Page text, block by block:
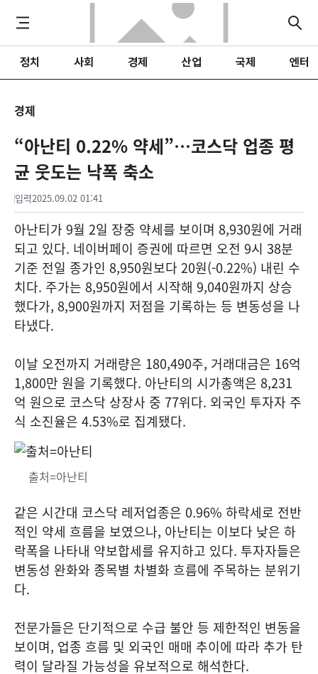
정치 사회 경제 산업 국제 엔터
경제
“아난티 0.22% 약세”…코스닥 업종 평
균 웃도는 낙폭 축소
입력2025.09.02 01:41
아난티가 9월 2일 장중 약세를 보이며 8,930원에 거래
되고 있다. 네이버페이 증권에 따르면 오전 9시 38분
기준 전일 종가인 8,950원보다 20원(-0.22%) 내린 수
치다. 주가는 8,950원에서 시작해 9,040원까지 상승
했다가, 8,900원까지 저점을 기록하는 등 변동성을 나
타냈다.
이날 오전까지 거래량은 180,490주, 거래대금은 16억
1,800만 원을 기록했다. 아난티의 시가총액은 8,231
억 원으로 코스닥 상장사 중 77위다. 외국인 투자자 주
식 소진율은 4.53%로 집계됐다.
출처=아난티
같은 시간대 코스닥 레저업종은 0.96% 하락세로 전반
적인 약세 흐름을 보였으나, 아난티는 이보다 낮은 하
락폭을 나타내 약보합세를 유지하고 있다. 투자자들은
변동성 완화와 종목별 차별화 흐름에 주목하는 분위기
다.
전문가들은 단기적으로 수급 불안 등 제한적인 변동을
보이며, 업종 흐름 및 외국인 매매 추이에 따라 추가 탄
력이 달라질 가능성을 유보적으로 해석한다.